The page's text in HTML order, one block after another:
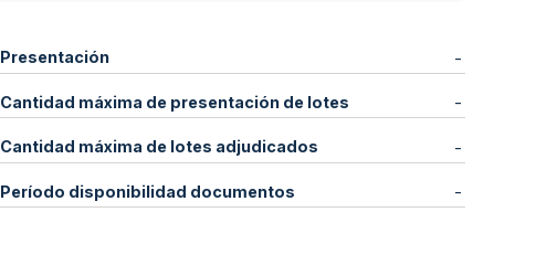
Presentación -
Cantidad máxima de presentación de lotes -
Cantidad máxima de lotes adjudicados -
Período disponibilidad documentos -